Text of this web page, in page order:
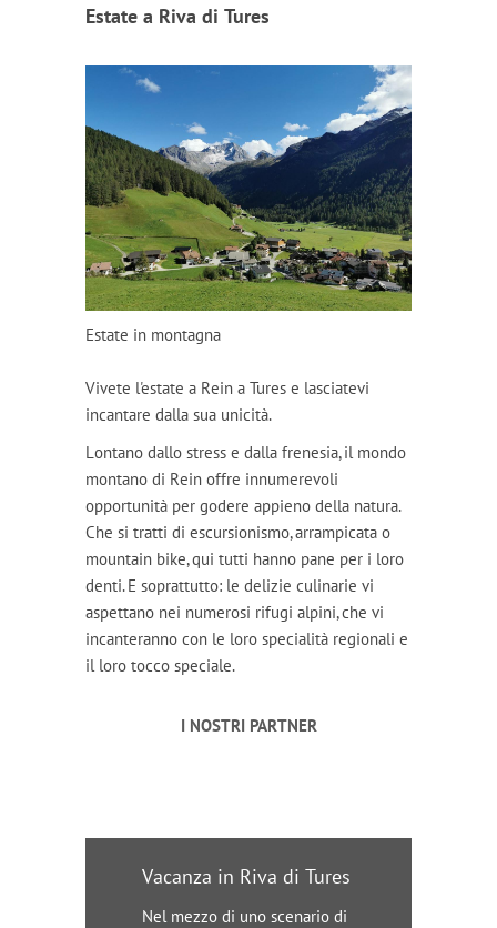
Estate a Riva di Tures
Estate in montagna
Vivete l'estate a Rein a Tures e lasciatevi
incantare dalla sua unicità.
Lontano dallo stress e dalla frenesia, il mondo
montano di Rein offre innumerevoli
opportunità per godere appieno della natura.
Che si tratti di escursionismo, arrampicata o
mountain bike, qui tutti hanno pane per i loro
denti. E soprattutto: le delizie culinarie vi
aspettano nei numerosi rifugi alpini, che vi
incanteranno con le loro specialità regionali e
il loro tocco speciale.
I NOSTRI PARTNER
Vacanza in Riva di Tures
Nel mezzo di uno scenario di